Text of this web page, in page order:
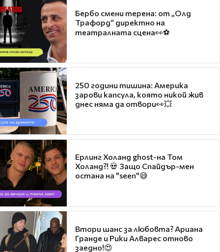
Бербо смени терена: от „Олд
Трафорд“ директно на
театралната сцена👀⚽
250 години тишина: Америка
зарови капсула, която никой жив
днес няма да отвори👀💥
Ерлинг Холанд ghost-на Том
Холанд?! 💀 Защо Спайдър-мен
остана на "seen"😅
Втори шанс за любовта? Ариана
Гранде и Рики Алварес отново
заедно!😍